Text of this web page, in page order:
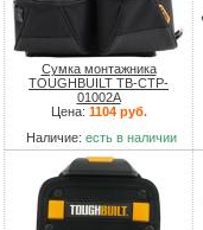
Сумка монтажника
TOUGHBUILT TB-CTP-
01002A
Цена: 1104 руб.
Наличие: есть в наличии